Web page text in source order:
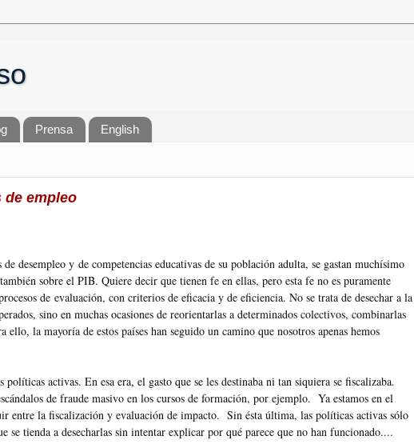
Prensa English
de empleo
desempleo y de competencias educativas de su población adulta, se gastan muchísimo
sobre el PIB. Quiere decir que tienen fe en ellas, pero esta fe no es puramente
de evaluación, con criterios de eficacia y de eficiencia. No se trata de desechar a la
sino en muchas ocasiones de reorientarlas a determinados colectivos, combinarlas
la mayoría de estos países han seguido un camino que nosotros apenas hemos
activas. En esa era, el gasto que se les destinaba ni tan siquiera se fiscalizaba.
de fraude masivo en los cursos de formación, por ejemplo. Ya estamos en el
entre la fiscalización y evaluación de impacto. Sin ésta última, las políticas activas sólo
se tienda a desecharlas sin intentar explicar por qué parece que no han funcionado....